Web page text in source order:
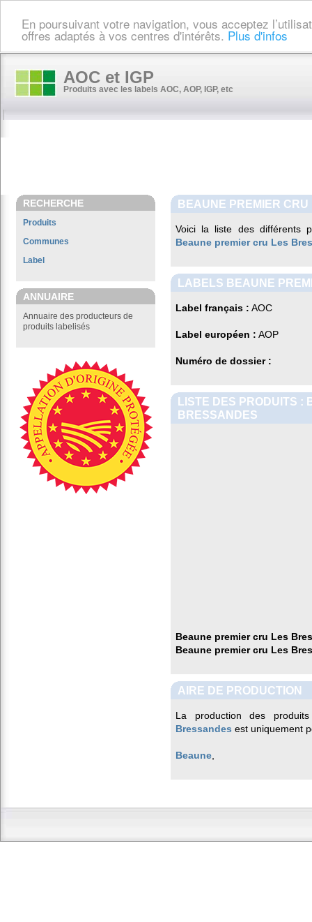
En poursuivant votre navigation, vous acceptez
offres adaptés à vos centres d'intérêts. Plus d'infos
AOC et IGP
Produits avec les labels AOC, AOP, IGP, etc
RECHERCHE
Produits
Communes
Label
ANNUAIRE
Annuaire des producteurs de
produits labelisés
BEAUNE PREMIER
Voici la liste des différents
Beaune premier cru Les
LABELS BEAUNE
Label français : AOC
Label européen : AOP
Numéro de dossier :
LISTE DES PRODUITS :
BRESSANDES
Beaune premier cru Les
Beaune premier cru Les
AIRE DE PRODUCTION
La production des
Bressandes est uniquement
Beaune